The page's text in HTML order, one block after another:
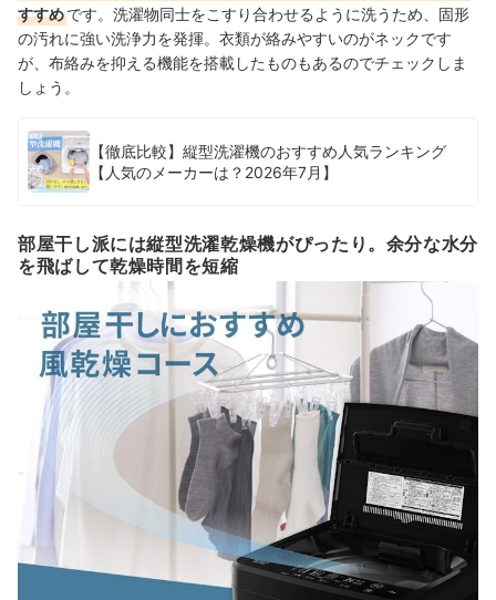
すすめです。洗濯物同士をこすり合わせるように洗うため、固形
の汚れに強い洗浄力を発揮。衣類が絡みやすいのがネックです
が、布絡みを抑える機能を搭載したものもあるのでチェックしま
しょう。
【徹底比較】縦型洗濯機のおすすめ人気ランキング
【人気のメーカーは？2026年7月】
部屋干し派には縦型洗濯乾燥機がぴったり。余分な水分
を飛ばして乾燥時間を短縮